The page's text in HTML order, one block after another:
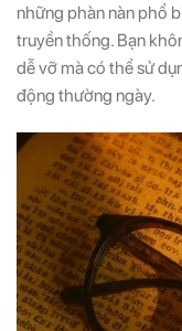
những phàn nàn phổ
truyền thống. Bạn
dễ vỡ mà có thể sử
động thường ngày.